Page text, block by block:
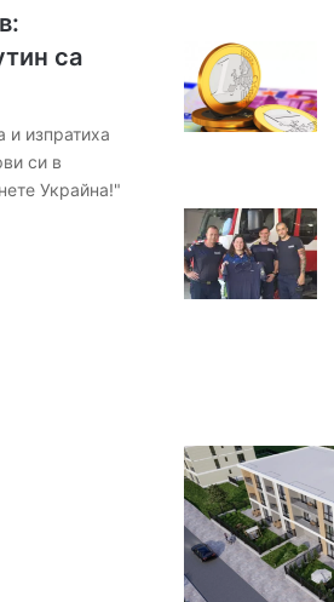
са
изпратиха
си в
Украйна!"